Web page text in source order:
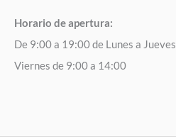
Horario de apertura:
De 9:00 a 19:00 de Lunes a Jueves
Viernes de 9:00 a 14:00